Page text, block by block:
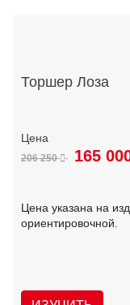
Торшер Лоза
206 250 165
Цена указана на
ориентировочной.